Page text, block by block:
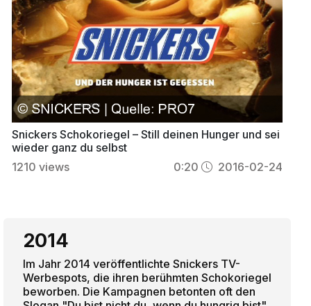
Snickers Schokoriegel – Still deinen Hunger und sei
wieder ganz du selbst
1210 views 0:20 2016-02-24
2014
Im Jahr 2014 veröffentlichte Snickers TV-
Werbespots, die ihren berühmten Schokoriegel
beworben. Die Kampagnen betonten oft den